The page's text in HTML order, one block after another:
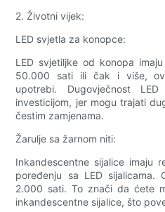
2. Životni vijek:
LED svjetla za konopce:
LED svjetiljke od konopa
50.000 sati ili čak i više,
upotrebi. Dugovječnost
investicijom, jer mogu trajati
čestim zamjenama.
Žarulje sa žarnom niti:
Inkandescentne sijalice imaju
poređenju sa LED
2.000 sati. To znači da ćete
inkandescentne sijalice, što